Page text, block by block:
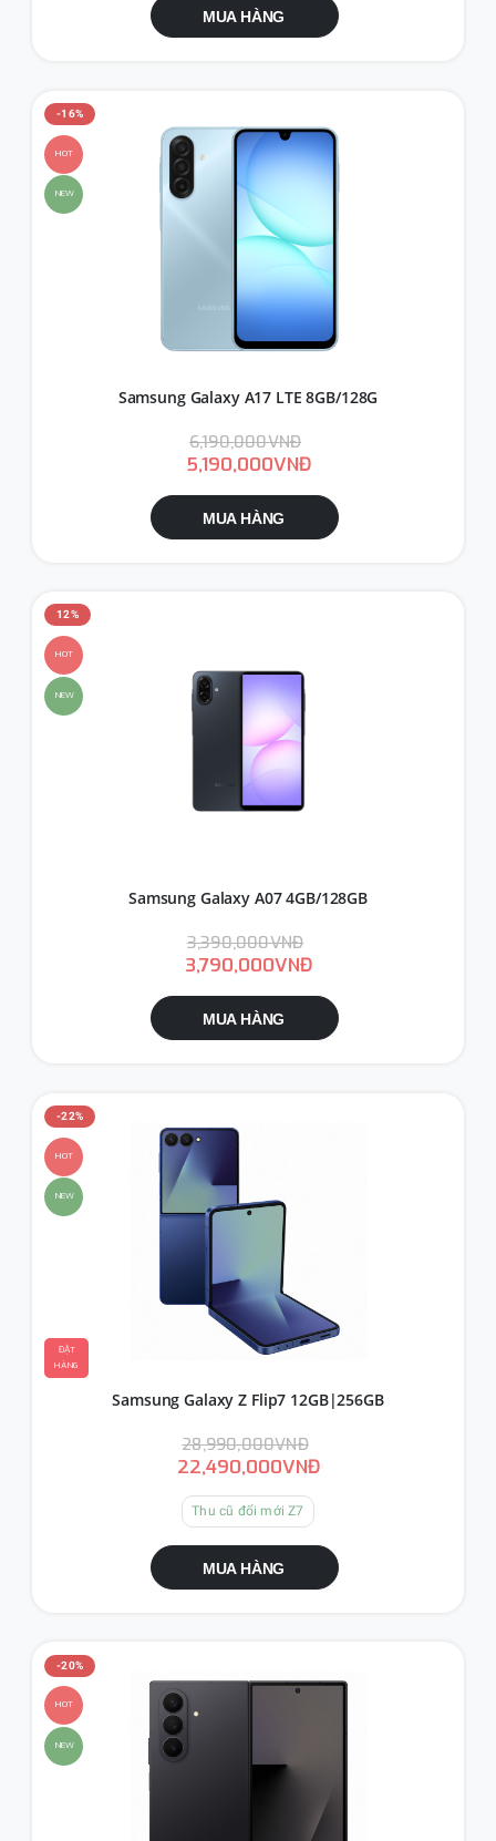
MUA HÀNG
-16%
HOT
NEW
Samsung Galaxy A17 LTE 8GB/128G
6,190,000VNĐ
5,190,000VNĐ
MUA HÀNG
12%
HOT
NEW
Samsung Galaxy A07 4GB/128GB
3,390,000VNĐ
3,790,000VNĐ
MUA HÀNG
-22%
HOT
NEW
ĐẶT
HÀNG
Samsung Galaxy Z Flip7 12GB|256GB
28,990,000VNĐ
22,490,000VNĐ
Thu cũ đổi mới Z7
MUA HÀNG
-20%
HOT
NEW